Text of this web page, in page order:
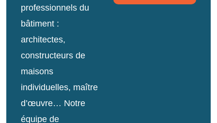
professionnels du
bâtiment :
architectes,
constructeurs de
maisons
individuelles, maître
d’œuvre… Notre
équipe de